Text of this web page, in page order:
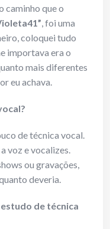
caminho que o
, foi uma
coloquei tudo
importava era o
mais diferentes
eu achava.
de técnica vocal.
voz e vocalizes.
ou gravações,
deveria.
de técnica